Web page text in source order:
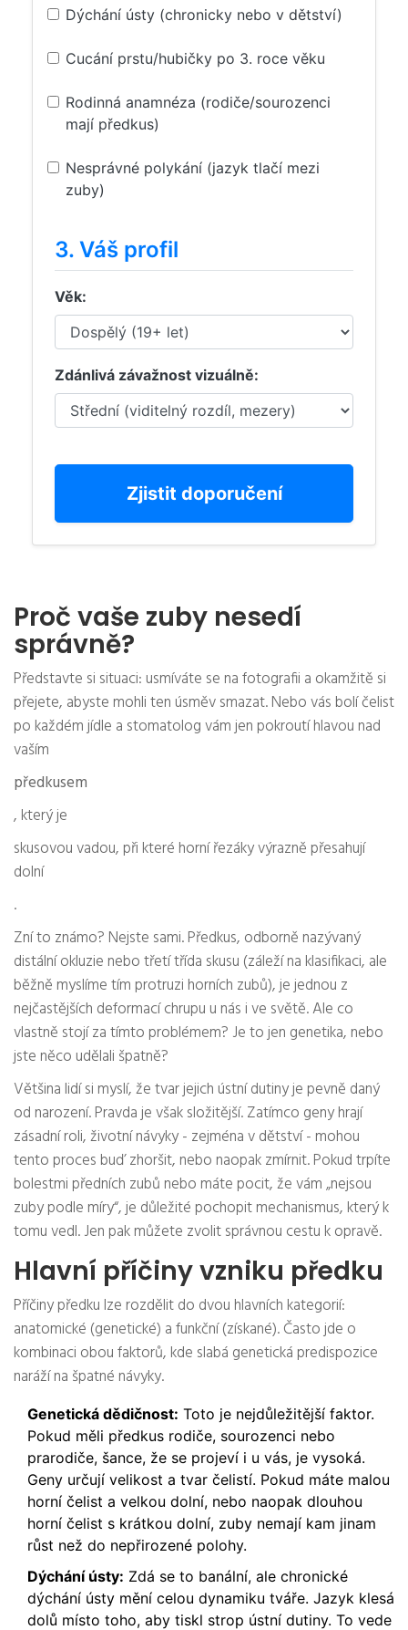
Dýchání ústy (chronicky nebo v dětství)
Cucání prstu/hubičky po 3. roce věku
Rodinná anamnéza (rodiče/sourozenci
mají předkus)
Nesprávné polykání (jazyk tlačí mezi
zuby)
3. Váš profil
Věk:
Zdánlivá závažnost vizuálně:
Zjistit doporučení
0%
Index komplexity
--
ANALÝZA PŘÍČIN
* Tento nástroj slouží pouze pro informační účely a
nenahrazuje odbornou diagnózu stomatologa nebo
ortodonta. Pro přesné určení léčby je nutné rentgenové
Proč vaše zuby nesedí
správně?
Představte si situaci: usmíváte se na fotografii a okamžitě si
přejete, abyste mohli ten úsměv smazat. Nebo vás bolí čelist
po každém jídle a stomatolog vám jen pokroutí hlavou nad
vaším
předkusem
, který je
skusovou vadou, při které horní řezáky výrazně přesahují
dolní
.
Zní to známo? Nejste sami. Předkus, odborně nazývaný
distální okluzie nebo třetí třída skusu (záleží na klasifikaci, ale
běžně myslíme tím protruzi horních zubů), je jednou z
nejčastějších deformací chrupu u nás i ve světě. Ale co
vlastně stojí za tímto problémem? Je to jen genetika, nebo
jste něco udělali špatně?
Většina lidí si myslí, že tvar jejich ústní dutiny je pevně daný
od narození. Pravda je však složitější. Zatímco geny hrají
zásadní roli, životní návyky - zejména v dětství - mohou
tento proces buď zhoršit, nebo naopak zmírnit. Pokud trpíte
bolestmi předních zubů nebo máte pocit, že vám „nejsou
zuby podle míry“, je důležité pochopit mechanismus, který k
tomu vedl. Jen pak můžete zvolit správnou cestu k opravě.
Hlavní příčiny vzniku předku
Příčiny předku lze rozdělit do dvou hlavních kategorií:
anatomické (genetické) a funkční (získané). Často jde o
kombinaci obou faktorů, kde slabá genetická predispozice
naráží na špatné návyky.
Genetická dědičnost: Toto je nejdůležitější faktor.
Pokud měli předkus rodiče, sourozenci nebo
prarodiče, šance, že se projeví i u vás, je vysoká.
Geny určují velikost a tvar čelistí. Pokud máte malou
horní čelist a velkou dolní, nebo naopak dlouhou
horní čelist s krátkou dolní, zuby nemají kam jinam
růst než do nepřirozené polohy.
Dýchání ústy: Zdá se to banální, ale chronické
dýchání ústy mění celou dynamiku tváře. Jazyk klesá
dolů místo toho, aby tiskl strop ústní dutiny. To vede